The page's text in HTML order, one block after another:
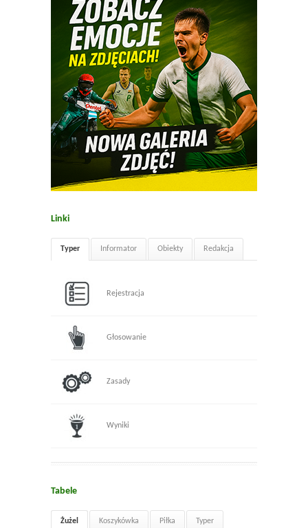
Linki
Typer Informator Obiekty Redakcja
Rejestracja
Głosowanie
Zasady
Wyniki
Tabele
Żużel Koszykówka Piłka Typer